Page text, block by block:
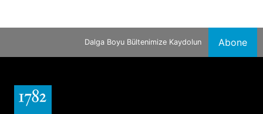
Dalga Boyu Bültenimize Kaydolun Abone